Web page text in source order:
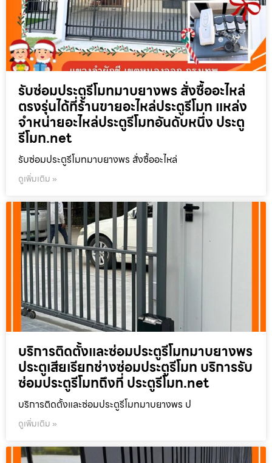
รับซ่อมประตูรีโมทมาบยางพร สั่งซื้ออะไหล่
ตรงรุ่นได้ที่ร้านขายอะไหล่ประตูรีโมท แหล่ง
จำหน่ายอะไหล่ประตูรีโมทอันดับหนึ่ง ประตู
รีโมท.net
รับซ่อมประตูรีโมทมาบยางพร สั่งซื้ออะไหล่
ดูเพิ่มเติม »
บริการติดตั้งและซ่อมประตูรีโมทมาบยางพร
ประตูเสียเรียกช่างซ่อมประตูรีโมท บริการรับ
ซ่อมประตูรีโมทถึงที่ ประตูรีโมท.net
บริการติดตั้งและซ่อมประตูรีโมทมาบยางพร ป
ดูเพิ่มเติม »